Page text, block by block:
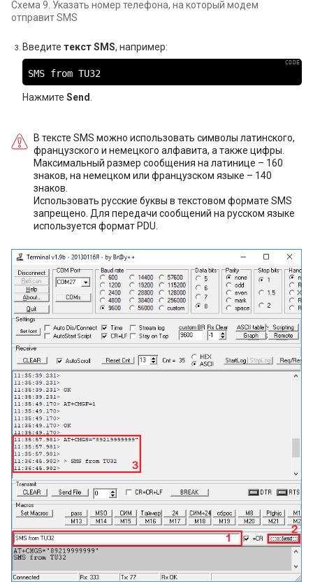
Схема 9. Указать номер телефона, на который модем
отправит SMS
Введите текст SMS, например:
SMS from TU32
Нажмите Send
В тексте SMS можно использовать символы латинского,
французского и немецкого алфавита, а также цифры.
Максимальный размер сообщения на латинице – 160
знаков, на немецком или французском языке – 140
знаков.
Использовать русские буквы в текстовом формате SMS
запрещено. Для передачи сообщений на русском языке
используется формат PDU.